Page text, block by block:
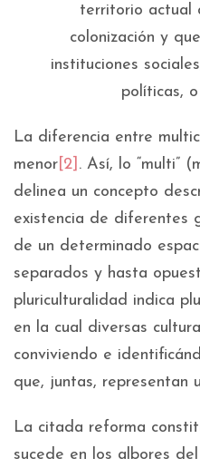
territorio actual
colonización y
instituciones
políticas,
La diferencia entre
menor [2] . Así, lo “multi”
delinea un concepto
existencia de diferentes
de un determinado
separados y hasta
pluriculturalidad indica
en la cual diversas
conviviendo e
que, juntas, representan
La citada reforma
sucede en los albores